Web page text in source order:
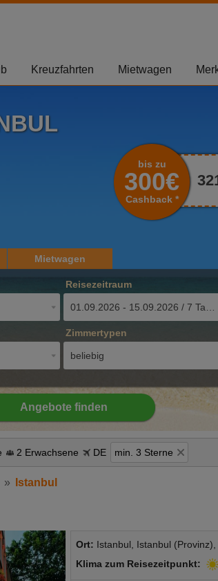
Kreuzfahrten Mietwagen
bis zu
300€
Cashback *
Mietwagen
Reisezeitraum
01.09.2026 - 15.09.2026 / 7 Tage
Zimmertypen
beliebig
Angebote finden
2 Erwachsene DE min. 3 Sterne
Istanbul
Ort: Istanbul, Istanbul (Provinz),
Klima zum Reisezeitpunkt: